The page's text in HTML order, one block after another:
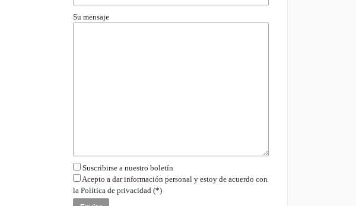
Su mensaje
Suscribirse a nuestro boletín
Acepto a dar información personal y estoy de acuerdo con
la Política de privacidad(*)